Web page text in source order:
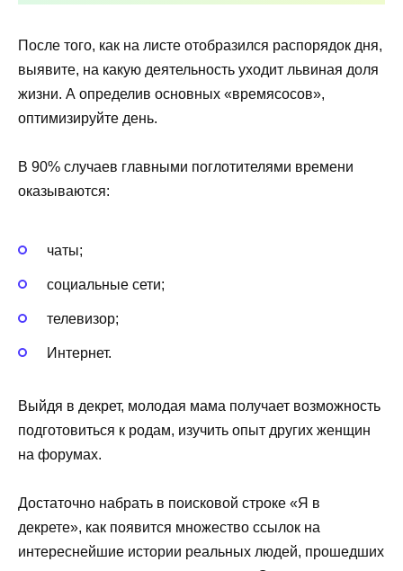
После того, как на листе отобразился распорядок дня,
выявите, на какую деятельность уходит львиная доля
жизни. А определив основных «времясосов»,
оптимизируйте день.
В 90% случаев главными поглотителями времени
оказываются:
чаты;
социальные сети;
телевизор;
Интернет.
Выйдя в декрет, молодая мама получает возможность
подготовиться к родам, изучить опыт других женщин
на форумах.
Достаточно набрать в поисковой строке «Я в
декрете», как появится множество ссылок на
интереснейшие истории реальных людей, прошедших